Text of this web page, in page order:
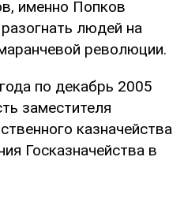
именно Попков
людей на
революции.
по декабрь 2005
заместителя
казначейства
Госказначейства в